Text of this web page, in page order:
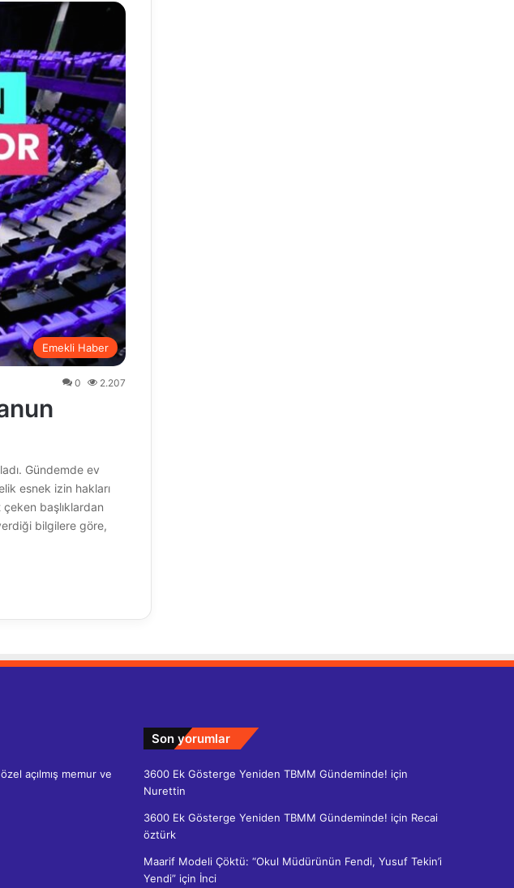
Emekli Haber
0 2.207
Gündemde ev
esnek izin hakları
çeken başlıklardan
bilgilere göre,
açılmış memur ve
Son yorumlar
3600 Ek Gösterge Yeniden TBMM Gündeminde! için
Nurettin
3600 Ek Gösterge Yeniden TBMM Gündeminde! için Recai
öztürk
Maarif Modeli Çöktü: “Okul Müdürünün Fendi, Yusuf Tekin’i
Yendi” için İnci